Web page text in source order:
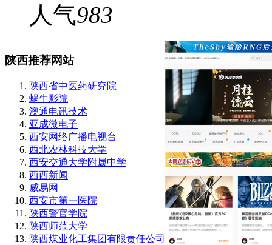
人气983
陕西推荐网站
陕西省中医药研究院
蜗牛影院
澳通电讯技术
亚成微电子
西安网络广播电视台
西北农林科技大学
西安交通大学附属中学
西西新闻
威易网
西安市第一医院
陕西警官学院
陕西师范大学
陕西煤业化工集团有限责任公司